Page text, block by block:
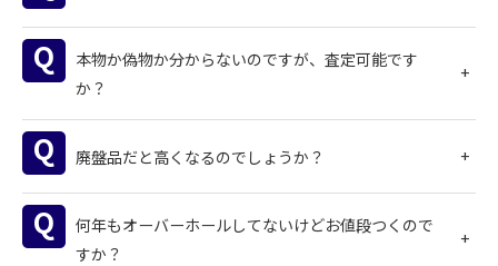
本物か偽物か分からないのですが、査定可能です
か？
廃盤品だと高くなるのでしょうか？
何年もオーバーホールしてないけどお値段つくので
すか？